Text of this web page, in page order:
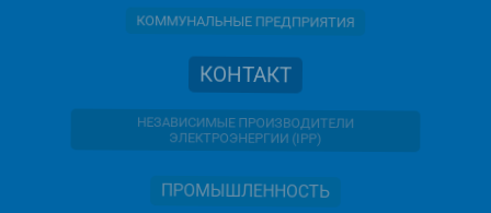
КОММУНАЛЬНЫЕ ПРЕДПРИЯТИЯ
КОНТАКТ
НЕЗАВИСИМЫЕ ПРОИЗВОДИТЕЛИ
ЭЛЕКТРОЭНЕРГИИ (IPP)
ПРОМЫШЛЕННОСТЬ